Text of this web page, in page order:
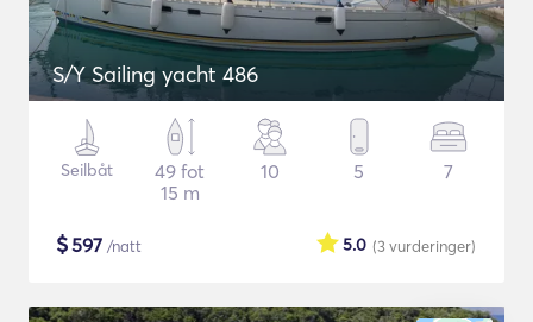
S/Y Sailing yacht 486
Seilbåt
49 fot
15 m
10 5 7
$597 /natt (3vurderinger)
5.0